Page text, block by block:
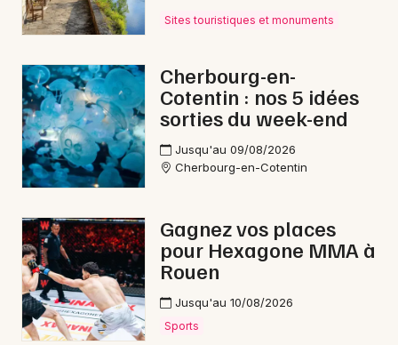
Sites touristiques et monuments
Cherbourg-en-
Cotentin : nos 5 idées
sorties du week-end
Jusqu'au 09/08/2026
Cherbourg-en-Cotentin
Gagnez vos places
pour Hexagone MMA à
Rouen
Jusqu'au 10/08/2026
Sports